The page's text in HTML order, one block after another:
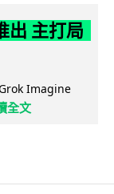
出 主打局
Imagine
全文